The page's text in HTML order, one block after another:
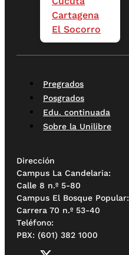
Cartagena
El Socorro
Pregrados
Posgrados
Edu. continuada
Sobre la Unilibre
Dirección
Campus La Candelaria:
Calle 8 n.º 5-80
Campus El Bosque Popular:
Carrera 70 n.º 53-40
Teléfono:
PBX: (601) 382 1000